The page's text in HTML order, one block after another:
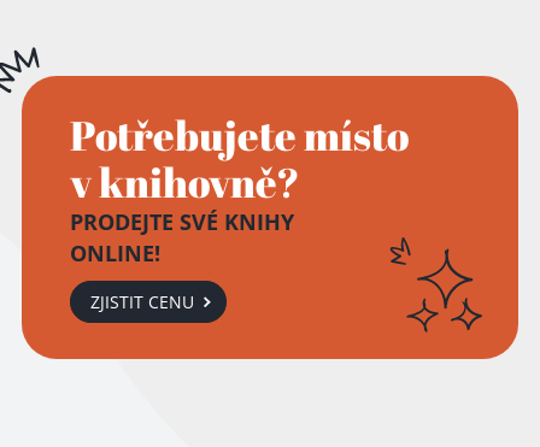
Potřebujete místo
v knihovně?
PRODEJTE SVÉ KNIHY
ONLINE!
ZJISTIT CENU